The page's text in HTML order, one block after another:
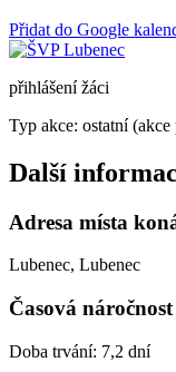
Přidat do Google
přihlášení žáci
Typ akce: ostatní
Další
Adresa místa
Lubenec, Lubenec
Časová náročnost
Doba trvání: 7,2 dní